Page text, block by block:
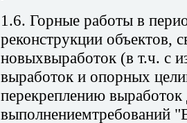
1.6. Горные работы в
реконструкции объектов,
новыхвыработок (в т.ч. с
выработок и опорных
перекреплению
выполнениемтребований